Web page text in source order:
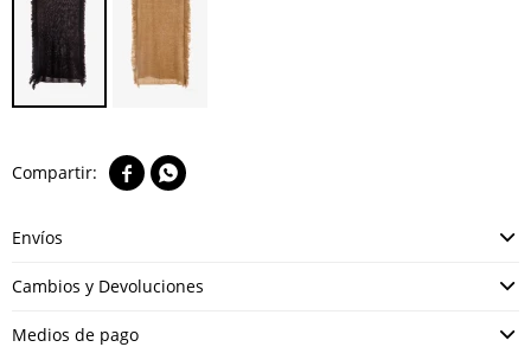
 
Envíos
Cambios y Devoluciones
Medios de pago